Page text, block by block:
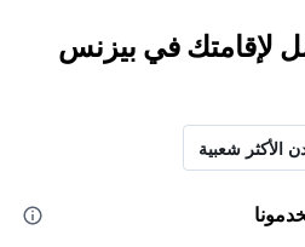
لإقامتك في بيزنس
الأكثر شعبية